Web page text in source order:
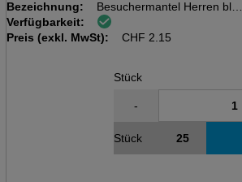
Bezeichnung:
Besuchermantel Herren blau
aus Vlies PLP 30 gr/m2 mit
Klettverschluss, 75 x 125 cm
Verfügbarkeit:
Preis (exkl. MwSt):
CHF 2.15
Stück
-
Stück